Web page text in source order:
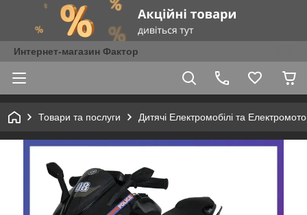
Интернет-магазин Фактор
Товари та послуги Дитячі Електромобілі та